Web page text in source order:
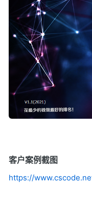
客户案例截图
https://